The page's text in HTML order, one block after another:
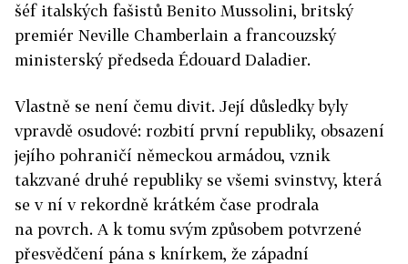
šéf italských fašistů Benito Mussolini, britský
premiér Neville Chamberlain a francouzský
ministerský předseda Édouard Daladier.
Vlastně se není čemu divit. Její důsledky byly
vpravdě osudové: rozbití první republiky, obsazení
jejího pohraničí německou armádou, vznik
takzvané druhé republiky se všemi svinstvy, která
se v ní v rekordně krátkém čase prodrala
na povrch. A k tomu svým způsobem potvrzené
přesvědčení pána s knírkem, že západní